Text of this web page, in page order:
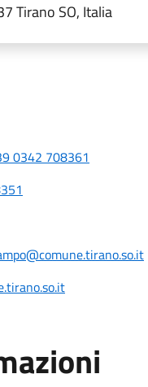
Tirano SO, Italia
0342 708361